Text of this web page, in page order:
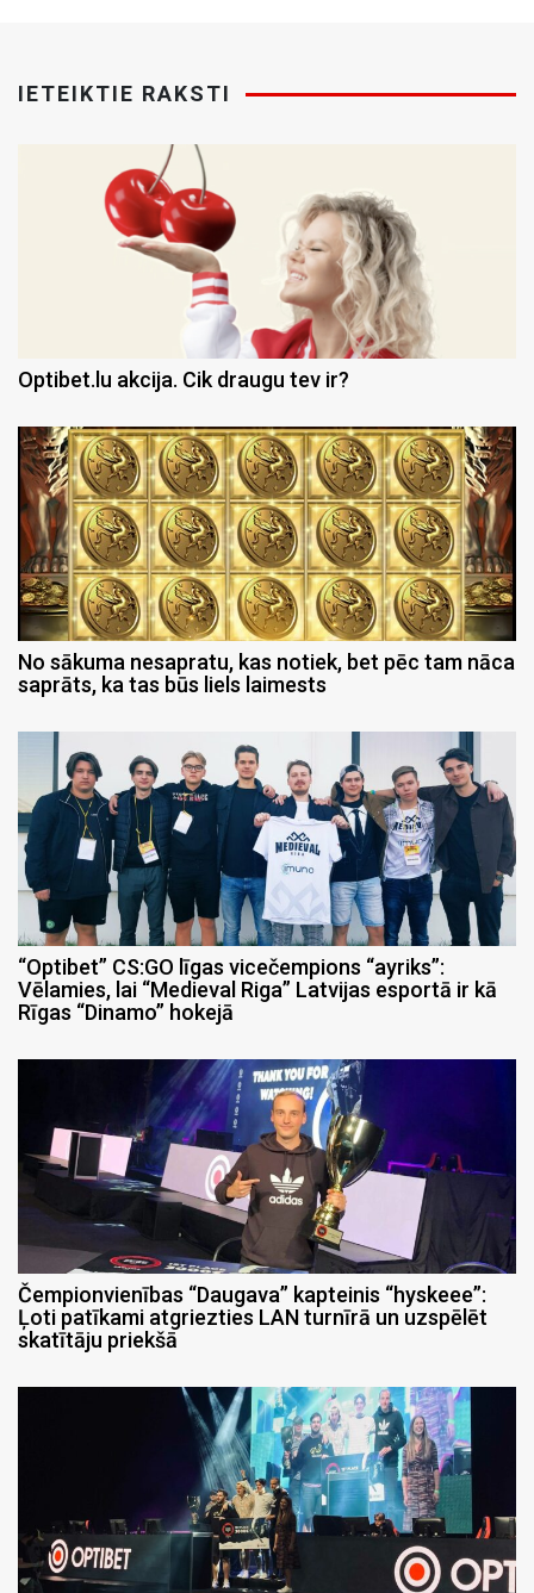
IETEIKTIE RAKSTI
Optibet.lu akcija. Cik draugu tev ir?
No sākuma nesapratu, kas notiek, bet pēc tam nāca
saprāts, ka tas būs liels laimests
“Optibet” CS:GO līgas vicečempions “ayriks”:
Vēlamies, lai “Medieval Riga” Latvijas esportā ir kā
Rīgas “Dinamo” hokejā
Čempionvienības “Daugava” kapteinis “hyskeee”:
Ļoti patīkami atgriezties LAN turnīrā un uzspēlēt
skatītāju priekšā